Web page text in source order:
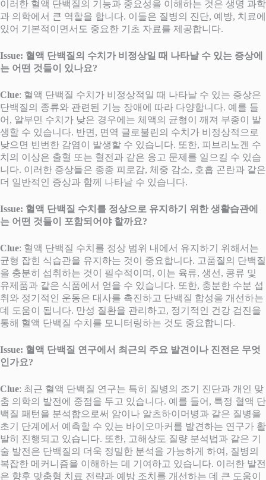
이러한 혈액 단백질의 기능과 중요성을 이해하는 것은 생명 과학
과 의학에서 큰 역할을 합니다. 이들은 질병의 진단, 예방, 치료에
있어 기본적이면서도 중요한 기초 자료를 제공합니다.
Issue: 혈액 단백질의 수치가 비정상일 때 나타날 수 있는 증상에
는 어떤 것들이 있나요?
Clue: 혈액 단백질 수치가 비정상적일 때 나타날 수 있는 증상은
단백질의 종류와 관련된 기능 장애에 따라 다양합니다. 예를 들
어, 알부민 수치가 낮은 경우에는 체액의 균형이 깨져 부종이 발
생할 수 있습니다. 반면, 면역 글로불린의 수치가 비정상적으로
낮으면 빈번한 감염이 발생할 수 있습니다. 또한, 피브리노겐 수
치의 이상은 출혈 또는 혈전과 같은 응고 문제를 일으킬 수 있습
니다. 이러한 증상들은 종종 피로감, 체중 감소, 호흡 곤란과 같은
더 일반적인 증상과 함께 나타날 수 있습니다.
Issue: 혈액 단백질 수치를 정상으로 유지하기 위한 생활습관에
는 어떤 것들이 포함되어야 할까요?
Clue: 혈액 단백질 수치를 정상 범위 내에서 유지하기 위해서는
균형 잡힌 식습관을 유지하는 것이 중요합니다. 고품질의 단백질
을 충분히 섭취하는 것이 필수적이며, 이는 육류, 생선, 콩류 및
유제품과 같은 식품에서 얻을 수 있습니다. 또한, 충분한 수분 섭
취와 정기적인 운동은 대사를 촉진하고 단백질 합성을 개선하는
데 도움이 됩니다. 만성 질환을 관리하고, 정기적인 건강 검진을
통해 혈액 단백질 수치를 모니터링하는 것도 중요합니다.
Issue: 혈액 단백질 연구에서 최근의 주요 발견이나 진전은 무엇
인가요?
Clue: 최근 혈액 단백질 연구는 특히 질병의 조기 진단과 개인 맞
춤 의학의 발전에 중점을 두고 있습니다. 예를 들어, 특정 혈액 단
백질 패턴을 분석함으로써 암이나 알츠하이머병과 같은 질병을
초기 단계에서 예측할 수 있는 바이오마커를 발견하는 연구가 활
발히 진행되고 있습니다. 또한, 고해상도 질량 분석법과 같은 기
술 발전은 단백질의 더욱 정밀한 분석을 가능하게 하여, 질병의
복잡한 메커니즘을 이해하는 데 기여하고 있습니다. 이러한 발전
은 향후 맞춤형 치료 전략과 예방 조치를 개선하는 데 큰 도움이